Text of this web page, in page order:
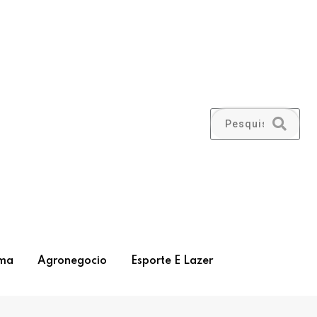
Agronegocio Esporte E Lazer